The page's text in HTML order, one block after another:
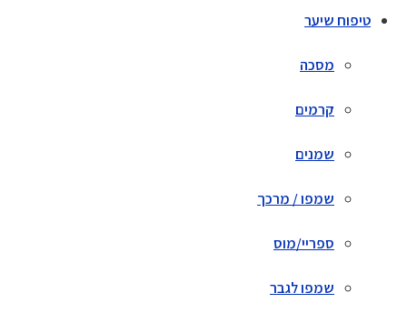
טיפוח שיער
מסכה
קרמים
שמנים
שמפו / מרכך
ספריי/מוס
שמפו לגבר